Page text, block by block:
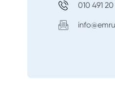
010 491